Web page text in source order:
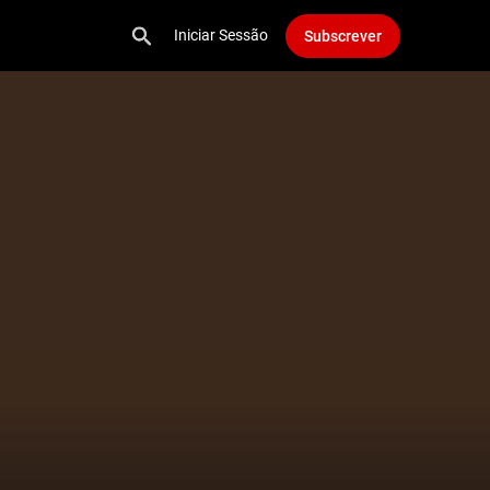
Iniciar Sessão Subscrever